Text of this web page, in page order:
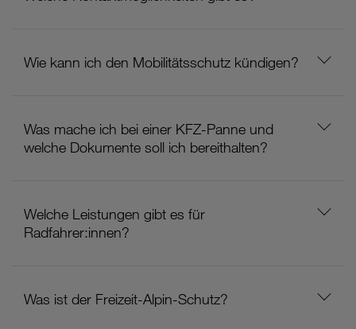
Wie kann ich den Mobilitätsschutz kündigen?
Was mache ich bei einer KFZ-Panne und
welche Dokumente soll ich bereithalten?
Welche Leistungen gibt es für
Radfahrer:innen?
Was ist der Freizeit-Alpin-Schutz?